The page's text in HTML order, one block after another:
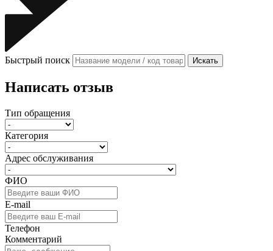
Быстрый поиск Искать
Написать отзыв
Тип обращения
Категория
Адрес обслуживания
ФИО
E-mail
Телефон
Комментарий